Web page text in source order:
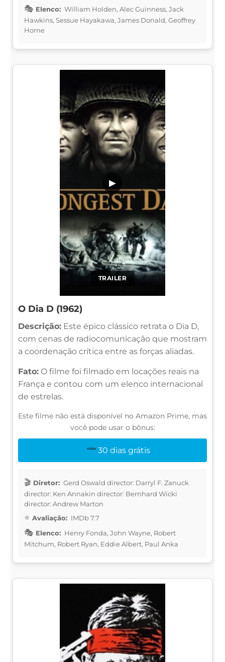
Elenco: William Holden, Alec Guinness, Jack
Hawkins, Sessue Hayakawa, James Donald, Geoffrey
Horne
TRAILER
▶
O Dia D (1962)
Descrição: Este épico clássico retrata o Dia D,
com cenas de radiocomunicação que mostram
a coordenação crítica entre as forças aliadas.
Fato: O filme foi filmado em locações reais na
França e contou com um elenco internacional
de estrelas.
Este filme não está disponível no Amazon Prime, mas
você pode usar o bônus:
30 dias grátis
Diretor: Gerd Oswald director: Darryl F. Zanuck
director: Ken Annakin director: Bernhard Wicki
director: Andrew Marton
Avaliação: IMDb 7.7
Elenco: Henry Fonda, John Wayne, Robert
Mitchum, Robert Ryan, Eddie Albert, Paul Anka